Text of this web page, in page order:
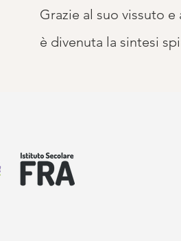
Grazie al suo vissuto
è divenuta la sintesi